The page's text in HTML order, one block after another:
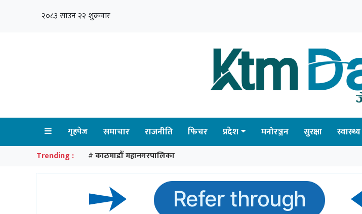
२०८३ साउन २२ शुक्रवार
गृहपेज समाचार राजनीति फिचर प्रदेश मनोरञ्जन सुरक्षा स्वास्थ्य
Trending : # काठमाडौँ महानगरपालिका